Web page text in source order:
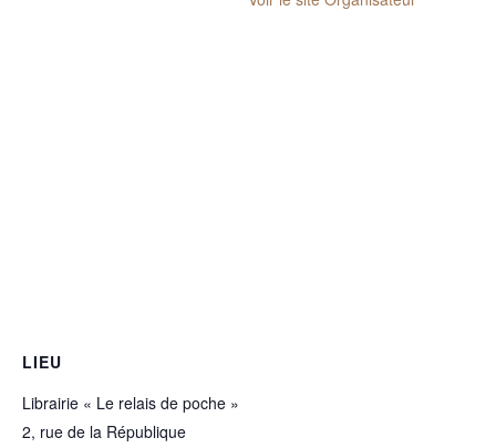
LIEU
Librairie « Le relais de poche »
2, rue de la République